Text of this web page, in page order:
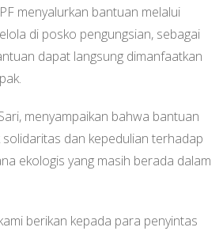
menyalurkan bantuan melalui
di posko pengungsian, sebagai
dapat langsung dimanfaatkan
menyampaikan bahwa bantuan
dan kepedulian terhadap
ekologis yang masih berada dalam
berikan kepada para penyintas